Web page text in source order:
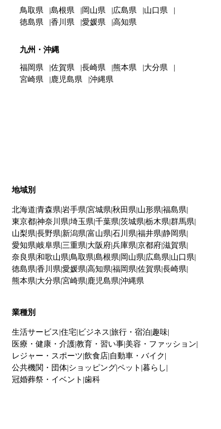
鳥取県 島根県 岡山県 広島県
山口県
徳島県
香川県 愛媛県 高知県
九州・沖縄
福岡県 佐賀県 長崎県 熊本県
大分県
宮崎県
鹿児島県 沖縄県
地域別
北海道 青森県 岩手県 宮城県 秋田県 山形県 福島県
東京都神奈川県 埼玉県 千葉県 茨城県 栃木県 群馬県
山梨県 長野県 新潟県 富山県 石川県 福井県 静岡県
愛知県 岐阜県 三重県 大阪府兵庫県 京都府滋賀県
奈良県 和歌山県 鳥取県 島根県 岡山県 広島県 山口県
徳島県 香川県 愛媛県 高知県 福岡県 佐賀県 長崎県
熊本県 大分県 宮崎県 鹿児島県 沖縄県
業種別
生活サービス 住宅 ビジネス 旅行・宿泊 趣味
医療・健康・介護教育・習い事 美容・ファッション
レジャー・スポーツ 飲食店 自動車・バイク
公共機関・団体 ショッピングペット 暮らし
冠婚葬祭・イベント 歯科